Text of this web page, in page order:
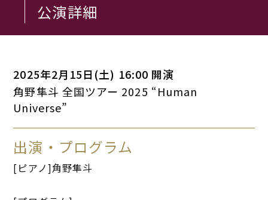
公演詳細
2025年2月15日(土) 16:00 開演
角野隼斗 全国ツアー 2025 “Human
Universe”
出演・プログラム
[ピアノ]角野隼斗